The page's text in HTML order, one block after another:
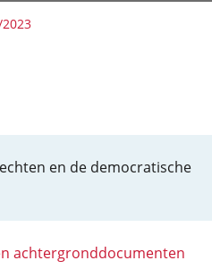
en de democratische
achtergronddocumenten